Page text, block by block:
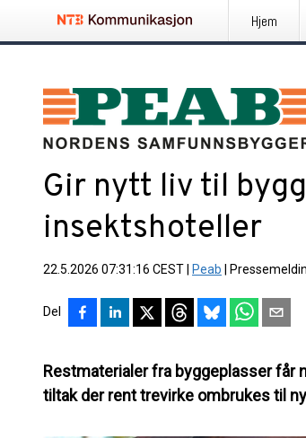
Hjem
Gir nytt liv til
insektshoteller
22.5.2026 07:31:16 CEST Peab
Del
Restmaterialer fra byggeplasser får
tiltak der rent trevirke ombrukes til